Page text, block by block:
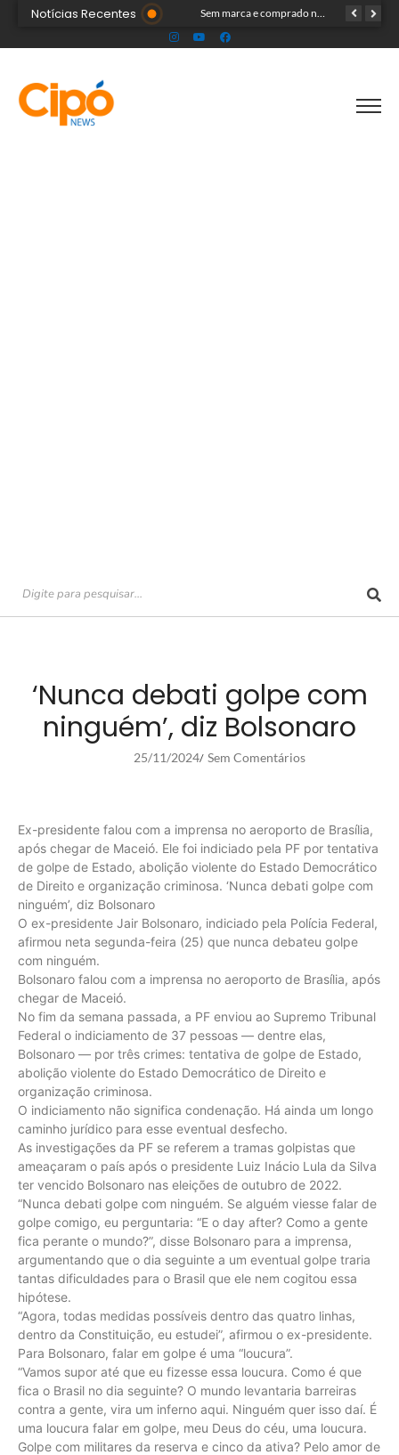
Notícias Recentes Professor é detido pela polícia suspeito de envolvimento com menores durante aulas particulares
‘Nunca debati golpe com
ninguém’, diz Bolsonaro
25/11/2024/ Sem Comentários
Ex-presidente falou com a imprensa no aeroporto de Brasília,
após chegar de Maceió. Ele foi indiciado pela PF por tentativa
de golpe de Estado, abolição violente do Estado Democrático
de Direito e organização criminosa. ‘Nunca debati golpe com
ninguém’, diz Bolsonaro
O ex-presidente Jair Bolsonaro, indiciado pela Polícia Federal,
afirmou neta segunda-feira (25) que nunca debateu golpe
com ninguém.
Bolsonaro falou com a imprensa no aeroporto de Brasília, após
chegar de Maceió.
No fim da semana passada, a PF enviou ao Supremo Tribunal
Federal o indiciamento de 37 pessoas — dentre elas,
Bolsonaro — por três crimes: tentativa de golpe de Estado,
abolição violente do Estado Democrático de Direito e
organização criminosa.
O indiciamento não significa condenação. Há ainda um longo
caminho jurídico para esse eventual desfecho.
As investigações da PF se referem a tramas golpistas que
ameaçaram o país após o presidente Luiz Inácio Lula da Silva
ter vencido Bolsonaro nas eleições de outubro de 2022.
“Nunca debati golpe com ninguém. Se alguém viesse falar de
golpe comigo, eu perguntaria: “E o day after? Como a gente
fica perante o mundo?”, disse Bolsonaro para a imprensa,
argumentando que o dia seguinte a um eventual golpe traria
tantas dificuldades para o Brasil que ele nem cogitou essa
hipótese.
“Agora, todas medidas possíveis dentro das quatro linhas,
dentro da Constituição, eu estudei”, afirmou o ex-presidente.
Para Bolsonaro, falar em golpe é uma “loucura”.
“Vamos supor até que eu fizesse essa loucura. Como é que
fica o Brasil no dia seguinte? O mundo levantaria barreiras
contra a gente, vira um inferno aqui. Ninguém quer isso daí. É
uma loucura falar em golpe, meu Deus do céu, uma loucura.
Golpe com militares da reserva e cinco da ativa? Pelo amor de